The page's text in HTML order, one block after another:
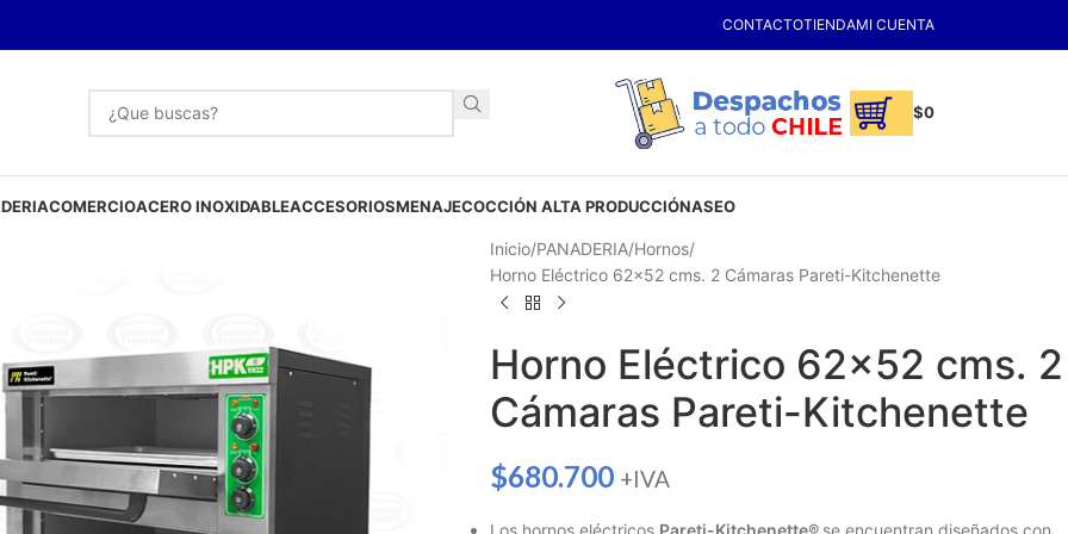
CONTACTOTIENDAMI CUENTA
$0
COMERCIOACERO INOXIDABLEACCESORIOSMENAJECOCCIÓN ALTA PRODUCCIÓNASEO
Inicio PANADERIA Hornos
Horno Eléctrico 62×52 cms. 2 Cámaras Pareti-Kitchenette
Horno Eléctrico 62×52 cms. 2
Cámaras Pareti-Kitchenette
$680.700 +IVA
Los hornos eléctricos Pareti-Kitchenette® se encuentran diseñados con